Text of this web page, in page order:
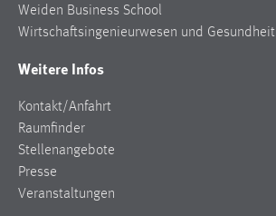
Weiden Business School
Wirtschaftsingenieurwesen und Gesundheit
Weitere Infos
Kontakt/Anfahrt
Raumfinder
Stellenangebote
Presse
Veranstaltungen